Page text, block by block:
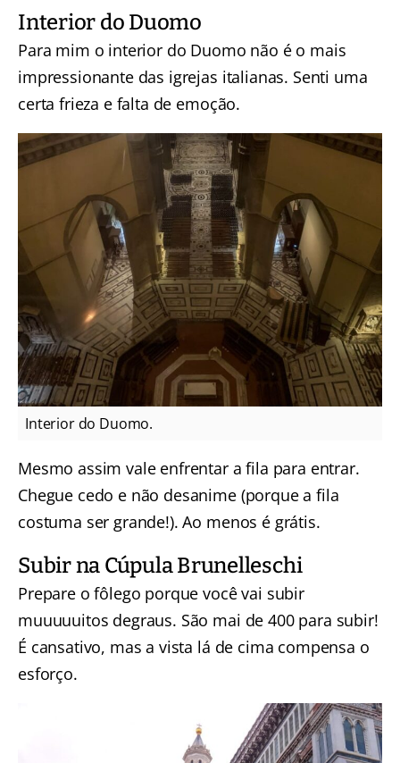
Interior do Duomo
Para mim o interior do Duomo não é o mais
impressionante das igrejas italianas. Senti uma
certa frieza e falta de emoção.
Interior do Duomo.
Mesmo assim vale enfrentar a fila para entrar.
Chegue cedo e não desanime (porque a fila
costuma ser grande!). Ao menos é grátis.
Subir na Cúpula Brunelleschi
Prepare o fôlego porque você vai subir
muuuuuitos degraus. São mai de 400 para subir!
É cansativo, mas a vista lá de cima compensa o
esforço.